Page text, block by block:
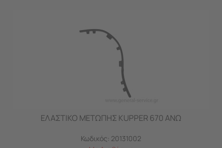
ΕΛΑΣΤΙΚΟ ΜΕΤΩΠΗΣ KUPPER 670 ΑΝΩ
Κωδικός: 20131002